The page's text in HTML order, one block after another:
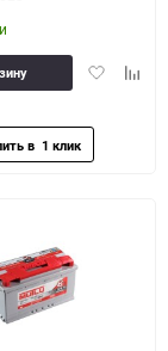
Добавить